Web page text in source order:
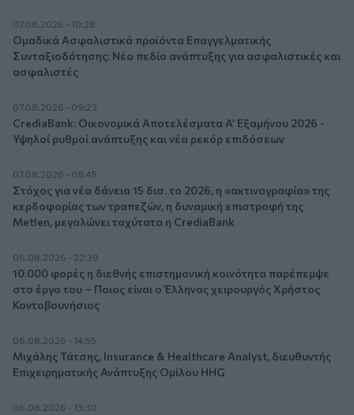
07.08.2026 - 10:28
Ομαδικά Ασφαλιστικά προϊόντα Επαγγελματικής
Συνταξιοδότησης: Νέο πεδίο ανάπτυξης για ασφαλιστικές και
ασφαλιστές
07.08.2026 - 09:23
CrediaBank: Οικονομικά Αποτελέσματα A’ Εξαμήνου 2026 -
Υψηλοί ρυθμοί ανάπτυξης και νέα ρεκόρ επιδόσεων
07.08.2026 - 08:45
Στόχος για νέα δάνεια 15 δισ. το 2026, η «ακτινογραφία» της
κερδοφορίας των τραπεζών, η δυναμική επιστροφή της
Metlen, μεγαλώνει ταχύτατα η CrediaBank
06.08.2026 - 22:39
10.000 φορές η διεθνής επιστημονική κοινότητα παρέπεμψε
στο έργο του – Ποιος είναι ο Έλληνας χειρουργός Χρήστος
Κοντοβουνήσιος
06.08.2026 - 14:55
Μιχάλης Τάτσης, Insurance & Healthcare Analyst, διευθυντής
Επιχειρηματικής Ανάπτυξης Ομίλου HHG
06.08.2026 - 13:30